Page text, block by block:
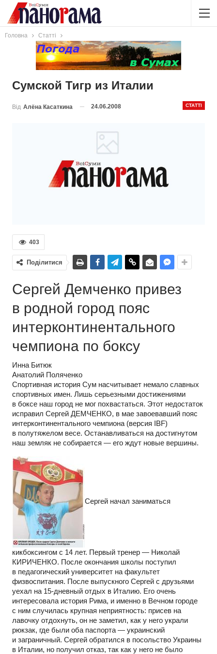
Головна Статті
Сумской Тигр из Италии
СТАТТІ
Від Алёна Касаткина 24.06.2008
403
Поділитися
Сергей Демченко привез
в родной город пояс
интерконтинентального
чемпиона по боксу
Инна Битюк
Анатолий Поляченко
Спортивная история Сум насчитывает немало славных
спортивных имен. Лишь серьезными достижениями
в боксе наш город не мог похвастаться. Этот недостаток
исправил Сергей ДЕМЧЕНКО, в мае завоевавший пояс
интерконтинентального чемпиона (версия IBF)
в полутяжелом весе. Останавливаться на достигнутом
наш земляк не собирается — его ждут новые вершины.
Сергей начал заниматься
кикбоксингом с 14 лет. Первый тренер — Николай
КИРИЧЕНКО. После окончания школы поступил
в педагогический университет на факультет
физвоспитания. После выпускного Сергей с друзьями
уехал на 15-дневный отдых в Италию. Его очень
интересовала история Рима, и именно в Вечном городе
с ним случилась крупная неприятность: присев на
лавочку отдохнуть, он не заметил, как у него украли
рюкзак, где были оба паспорта — украинский
и заграничный. Сергей обратился в посольство Украины
в Италии, но получил отказ, так как у него не было